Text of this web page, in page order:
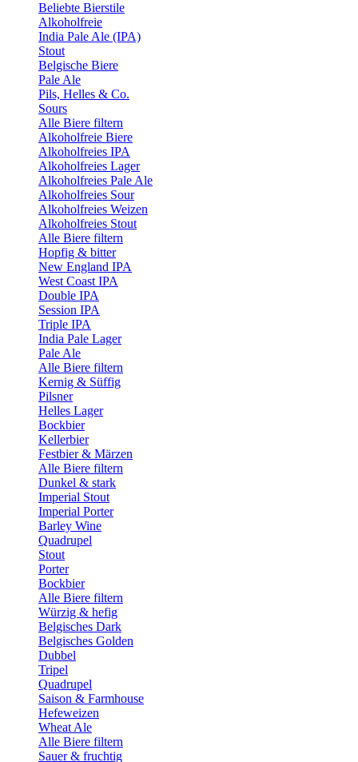
Beliebte Bierstile
Alkoholfreie
India Pale Ale (IPA)
Stout
Belgische Biere
Pale Ale
Pils, Helles & Co.
Sours
Alle Biere filtern
Alkoholfreie Biere
Alkoholfreies IPA
Alkoholfreies Lager
Alkoholfreies Pale Ale
Alkoholfreies Sour
Alkoholfreies Weizen
Alkoholfreies Stout
Alle Biere filtern
Hopfig & bitter
New England IPA
West Coast IPA
Double IPA
Session IPA
Triple IPA
India Pale Lager
Pale Ale
Alle Biere filtern
Kernig & Süffig
Pilsner
Helles Lager
Bockbier
Kellerbier
Festbier & Märzen
Alle Biere filtern
Dunkel & stark
Imperial Stout
Imperial Porter
Barley Wine
Quadrupel
Stout
Porter
Bockbier
Alle Biere filtern
Würzig & hefig
Belgisches Dark
Belgisches Golden
Dubbel
Tripel
Quadrupel
Saison & Farmhouse
Hefeweizen
Wheat Ale
Alle Biere filtern
Sauer & fruchtig